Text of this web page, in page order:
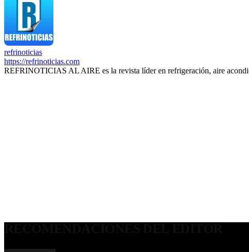
refrinoticias
https://refrinoticias.com
REFRINOTICIAS AL AIRE es la revista líder en refrigeración, aire